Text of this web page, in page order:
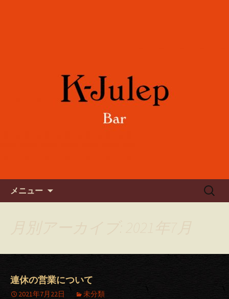
メニュー
検
連休の営業について
2021年7月22日 未分類